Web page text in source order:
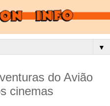
▼
do Avião
cinemas